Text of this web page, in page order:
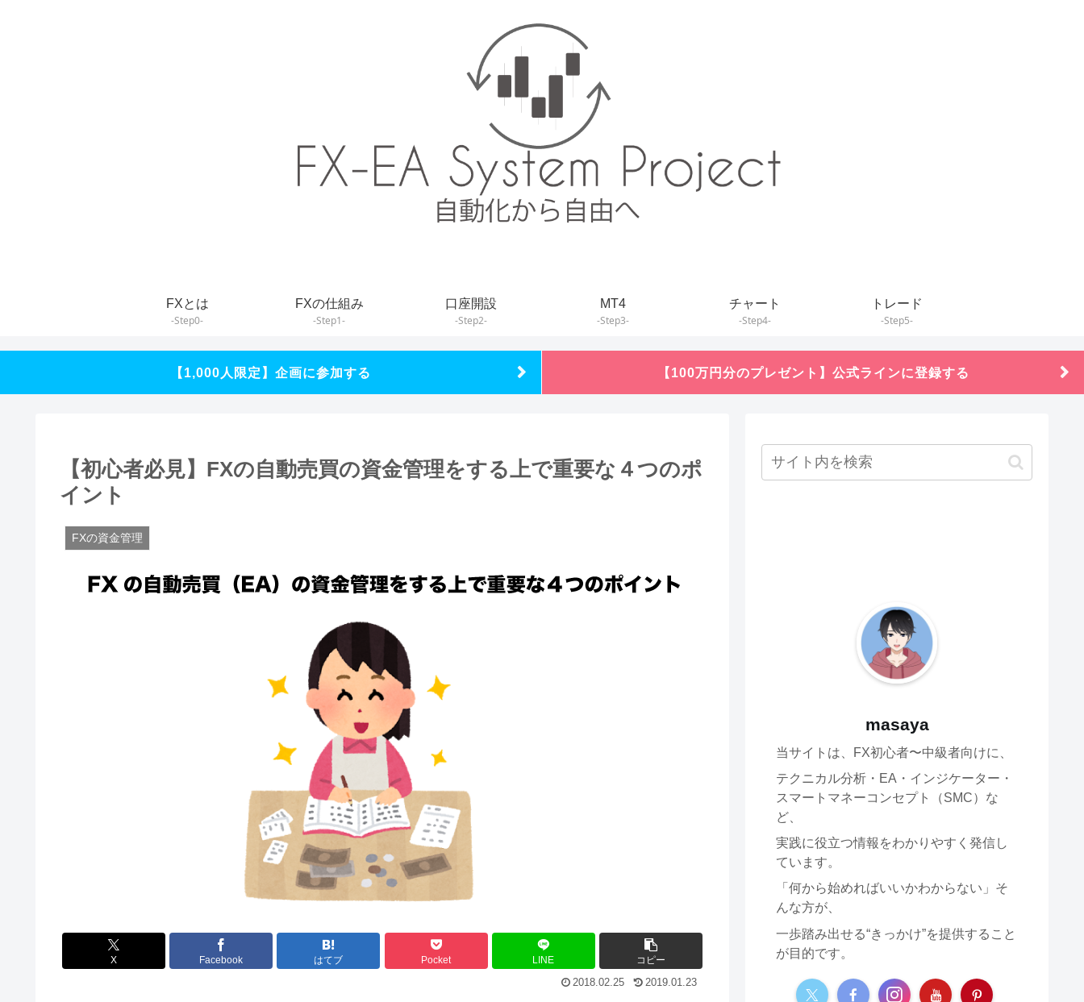
FXとは
-Step0-
FXの仕組み
-Step1-
口座開設
-Step2-
MT4
-Step3-
チャート
-Step4-
トレード
-Step5-
【1,000人限定】企画に参加する 【100万円分のプレゼント】公式ラインに登録する
【初心者必見】FXの自動売買の資金管理をする上で重要な４つのポ
イント
FXの資金管理
X Facebook はてブ Pocket LINE コピー
2018.02.25 2019.01.23
masaya
当サイトは、FX初心者〜中級者向けに、
テクニカル分析・EA・インジケーター・
スマートマネーコンセプト（SMC）な
ど、
実践に役立つ情報をわかりやすく発信し
ています。
「何から始めればいいかわからない」そ
んな方が、
一歩踏み出せる“きっかけ”を提供すること
が目的です。